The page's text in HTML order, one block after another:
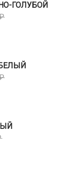
ГОЛУБОЙ